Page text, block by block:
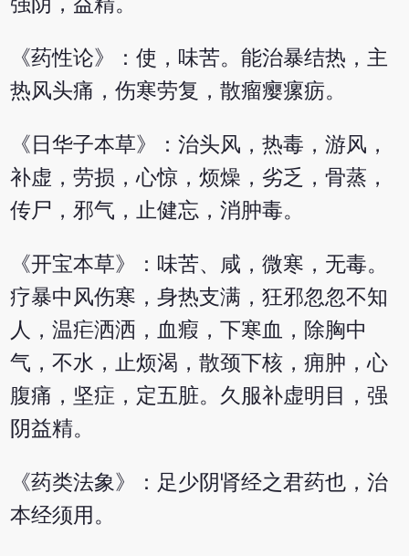
《药性论》：使，味苦。能治暴结热，主
热风头痛，伤寒劳复，散瘤瘿瘰疬。
《日华子本草》：治头风，热毒，游风，
补虚，劳损，心惊，烦燥，劣乏，骨蒸，
传尸，邪气，止健忘，消肿毒。
《开宝本草》：味苦、咸，微寒，无毒。
疗暴中风伤寒，身热支满，狂邪忽忽不知
人，温疟洒洒，血瘕，下寒血，除胸中
气，不水，止烦渴，散颈下核，痈肿，心
腹痛，坚症，定五脏。久服补虚明目，强
阴益精。
《药类法象》：足少阴肾经之君药也，治
本经须用。